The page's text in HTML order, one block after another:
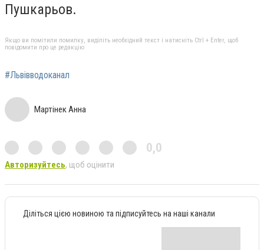
Пушкарьов.
Якщо ви помітили помилку, виділіть необхідний текст і натисніть Ctrl + Enter, щоб
повідомити про це редакцію
#Львівводоканал
Мартінек Анна
0,0
Авторизуйтесь, щоб оцінити
Діліться цією новиною та підписуйтесь на наші канали